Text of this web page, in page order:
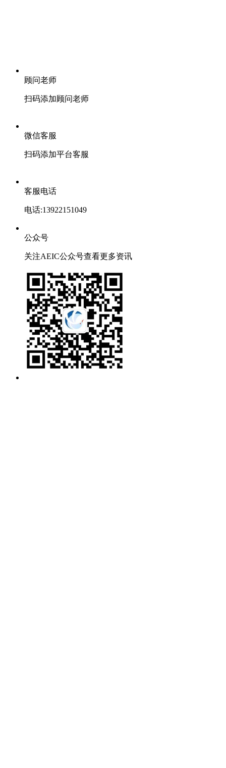
顾问老师
扫码添加顾问老师
微信客服
扫码添加平台客服
客服电话
电话:13922151049
公众号
关注AEIC公众号查看更多资讯